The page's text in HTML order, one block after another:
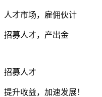
人才市场，雇佣伙计
招募人才，产出金
招募人才
提升收益，加速发展！